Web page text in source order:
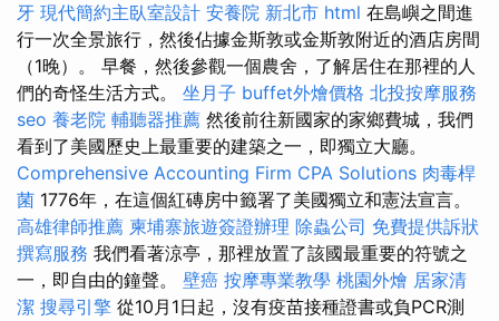
牙 現代簡約主臥室設計 安養院 新北市 html 在島嶼之間進
行一次全景旅行，然後佔據金斯敦或金斯敦附近的酒店房間
（1晚）。 早餐，然後參觀一個農舍，了解居住在那裡的人
們的奇怪生活方式。 坐月子 buffet外燴價格 北投按摩服務
seo 養老院 輔聽器推薦 然後前往新國家的家鄉費城，我們
看到了美國歷史上最重要的建築之一，即獨立大廳。
Comprehensive Accounting Firm CPA Solutions 肉毒桿
菌 1776年，在這個紅磚房中籤署了美國獨立和憲法宣言。
高雄律師推薦 柬埔寨旅遊簽證辦理 除蟲公司 免費提供訴狀
撰寫服務 我們看著涼亭，那裡放置了該國最重要的符號之
一，即自由的鐘聲。 壁癌 按摩專業教學 桃園外燴 居家清
潔 搜尋引擎 從10月1日起，沒有疫苗接種證書或負PCR測